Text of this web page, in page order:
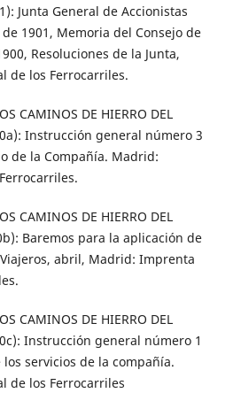
Junta General de Accionistas
1901, Memoria del Consejo de
Resoluciones de la Junta,
de los Ferrocarriles.
CAMINOS DE HIERRO DEL
Instrucción general número 3
de la Compañía. Madrid:
CAMINOS DE HIERRO DEL
Baremos para la aplicación de
abril, Madrid: Imprenta
CAMINOS DE HIERRO DEL
Instrucción general número 1
servicios de la compañía.
de los Ferrocarriles